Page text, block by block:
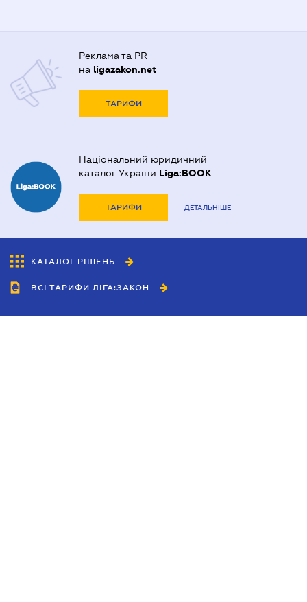
Реклама та PR
на ligazakon.net
ТАРИФИ
Національний юридичний
каталог України Liga:BOOK
ТАРИФИ ДЕТАЛЬНІШЕ
КАТАЛОГ РІШЕНЬ
ВСІ ТАРИФИ ЛІГА:ЗАКОН